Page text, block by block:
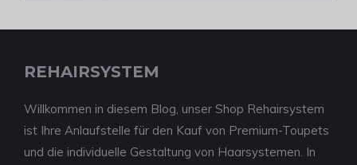
REHAIRSYSTEM
Willkommen in diesem Blog, unser Shop Rehairsystem
ist Ihre Anlaufstelle für den Kauf von Premium-Toupets
und die individuelle Gestaltung von Haarsystemen. In